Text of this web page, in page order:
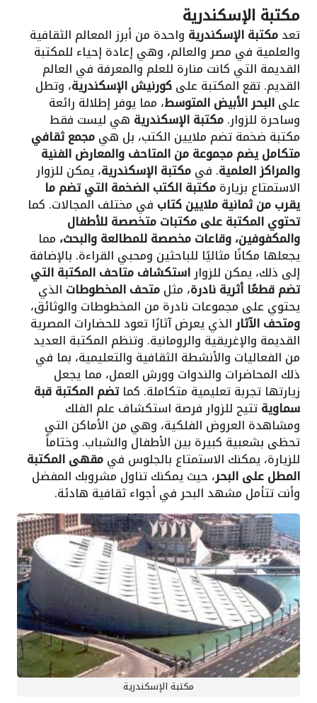
مكتبة الإسكندرية
تعدمكتبة الإسكندرية واحدة من أبرز المعالم الثقافية
والعلمية في مصر والعالم، وهي إعادة إحياء للمكتبة
القديمة التي كانت منارة للعلم والمعرفة في العالم
القديم. تقع المكتبة علىكورنيش الإسكندرية، وتطل
علىالبحر الأبيض المتوسط، مما يوفر إطلالة رائعة
وساحرة للزوار.مكتبة الإسكندرية هي ليست فقط
مكتبة ضخمة تضم ملايين الكتب، بل هيمجمع ثقافي
متكامل يضم مجموعة من المتاحف والمعارض الفنية
والمراكز العلمية. فيمكتبة الإسكندرية، يمكن للزوار
الاستمتاع بزيارةمكتبة الكتب الضخمة التي تضم ما
يقرب من ثمانية ملايين كتاب في مختلف المجالات. كما
تحتوي المكتبة علىمكتبات متخصصة للأطفال
والمكفوفين،وقاعات مخصصة للمطالعة والبحث، مما
يجعلها مكانًا مثاليًا للباحثين ومحبي القراءة. بالإضافة
إلى ذلك، يمكن للزواراستكشاف متاحف المكتبة التي
تضم قطعًا أثرية نادرة، مثلمتحف المخطوطات الذي
يحتوي على مجموعات نادرة من المخطوطات والوثائق،
ومتحف الآثارالذي يعرض آثارًا تعود للحضارات المصرية
القديمة والإغريقية والرومانية. وتنظم المكتبة العديد
من الفعاليات والأنشطة الثقافية والتعليمية، بما في
ذلك المحاضرات والندوات وورش العمل، مما يجعل
زيارتها تجربة تعليمية متكاملة. كماتضم المكتبة قبة
سماويةتتيح للزوار فرصة استكشاف علم الفلك
ومشاهدة العروض الفلكية، وهي من الأماكن التي
تحظى بشعبية كبيرة بين الأطفال والشباب. وختاماً
للزيارة، يمكنك الاستمتاع بالجلوس فيمقهى المكتبة
المطل على البحر، حيث يمكنك تناول مشروبك المفضل
وأنت تتأمل مشهد البحر في أجواء ثقافية هادئة.
مكتبة الإسكندرية